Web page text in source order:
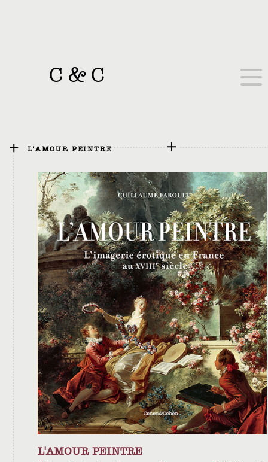
C &C
L'AMOUR PEINTRE
L'AMOUR PEINTRE